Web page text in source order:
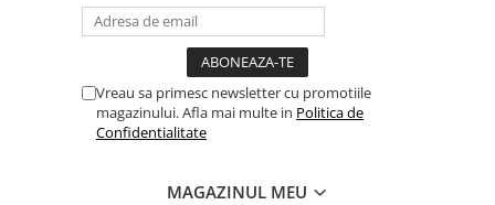
Vreau sa primesc newsletter cu promotiile
magazinului. Afla mai multe in Politica de
Confidentialitate
MAGAZINUL MEU